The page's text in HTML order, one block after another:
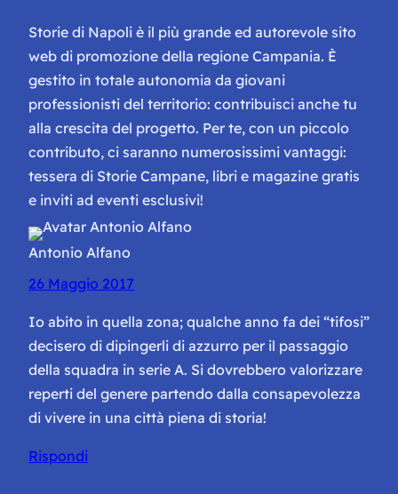
Storie di Napoli è il più grande ed autorevole sito
web di promozione della regione Campania. È
gestito in totale autonomia da giovani
professionisti del territorio: contribuisci anche tu
alla crescita del progetto. Per te, con un piccolo
contributo, ci saranno numerosissimi vantaggi:
tessera di Storie Campane, libri e magazine gratis
e inviti ad eventi esclusivi!
Antonio Alfano
26 Maggio 2017
Io abito in quella zona; qualche anno fa dei “tifosi”
decisero di dipingerli di azzurro per il passaggio
della squadra in serie A. Si dovrebbero valorizzare
reperti del genere partendo dalla consapevolezza
di vivere in una città piena di storia!
Rispondi